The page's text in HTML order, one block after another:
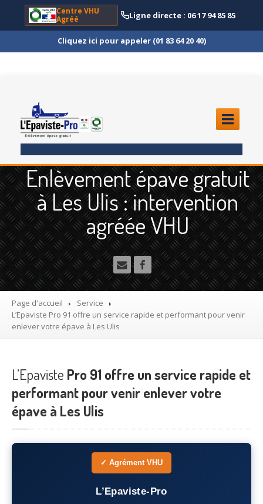
Centre VHU
Agréé
Ligne directe : 06 17 94 85 85
Cliquez ici pour appeler (01 83 64 20 40)
ENLÈVEMENTÉPAVE
Quoi ?
Scooteret Moto
Camion
et Poids Lourd
Utilitaire
Démolisseuragrée VHU gratuit
Mettreà la casse sa voiture
Recyclagevoiture usagée gratuit
Destructionde voiture agréé
EpavisteGratuit
Rachatvoiture accidentée
Enlèvement épave gratuit
à Les Ulis : intervention
agréée VHU
Page d'accueil
Service
L’Epaviste Pro 91 offre un service rapide et performant pour venir
enlever votre épave à Les Ulis
L’Epaviste Pro 91 offre un service rapide et
performant pour venir enlever votre
épave à Les Ulis
✓ Agrément VHU
L’Epaviste-Pro